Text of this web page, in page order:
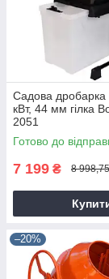
Садова дробарка
кВт, 44 мм гілка
2051
Готово до
7 199 ₴ 8
–20%